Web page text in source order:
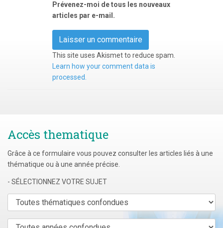
Prévenez-moi de tous les nouveaux
articles par e-mail.
This site uses Akismet to reduce spam.
Learn how your comment data is
processed.
Accès thematique
Grâce à ce formulaire vous pouvez consulter les articles liés à une
thématique ou à une année précise.
- SÉLECTIONNEZ VOTRE SUJET